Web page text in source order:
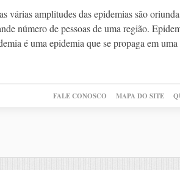
várias amplitudes das epidemias são
número de pessoas de uma região.
é uma epidemia que se propaga em
FALE CONOSCO MAPA DO SITE